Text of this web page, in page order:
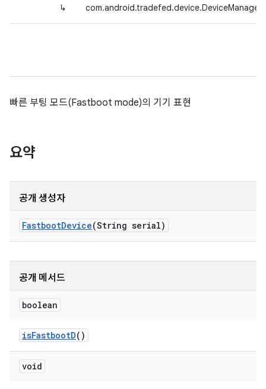
↳
빠른 부팅 모드(Fastboot mode)의 기기 표현
요약
공개 생성자
FastbootDevice(String serial)
공개 메서드
boolean
isFastbootD()
void